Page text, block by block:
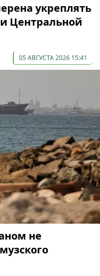
укреплять
Центральной
05 АВГУСТА 2026 15:41
не